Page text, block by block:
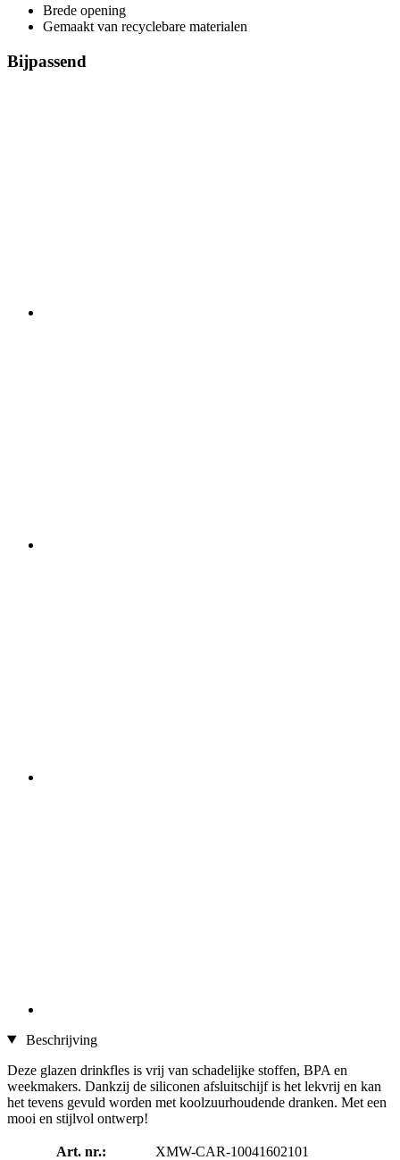
Brede opening
Gemaakt van recyclebare materialen
Bijpassend
Beschrijving
Deze glazen drinkfles is vrij van schadelijke stoffen, BPA en
weekmakers. Dankzij de siliconen afsluitschijf is het lekvrij en kan
het tevens gevuld worden met koolzuurhoudende dranken. Met een
mooi en stijlvol ontwerp!
Art. nr.:
XMW-CAR-10041602101